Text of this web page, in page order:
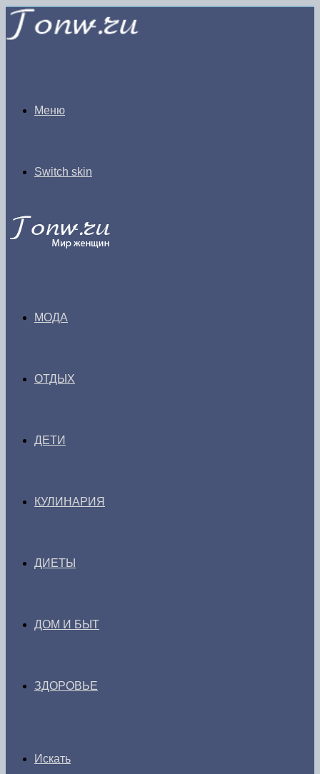
Меню
Switch skin
МОДА
ОТДЫХ
ДЕТИ
КУЛИНАРИЯ
ДИЕТЫ
ДОМ И БЫТ
ЗДОРОВЬЕ
Искать